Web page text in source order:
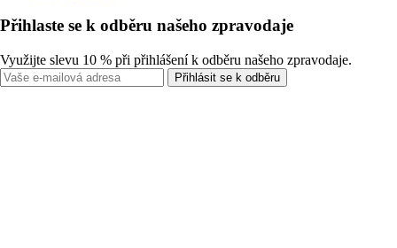
Přihlaste se k odběru našeho zpravodaje
Využijte slevu 10 % při přihlášení k odběru našeho zpravodaje.
Přihlásit se k odběru